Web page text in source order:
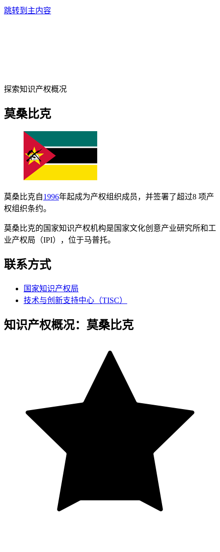
跳转到主内容
探索知识产权概况
莫桑比克
莫桑比克自1996年起成为产权组织成员，并签署了超过8 项产
权组织条约。
莫桑比克的国家知识产权机构是国家文化创意产业研究所和工
业产权局（IPI），位于马普托。
联系方式
国家知识产权局
技术与创新支持中心（TISC）
知识产权概况：莫桑比克